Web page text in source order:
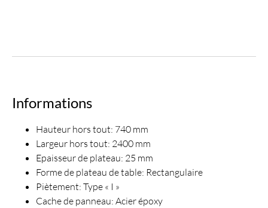
Informations
Hauteur hors tout: 740 mm
Largeur hors tout: 2400 mm
Epaisseur de plateau: 25 mm
Forme de plateau de table: Rectangulaire
Piètement: Type « I »
Cache de panneau: Acier époxy